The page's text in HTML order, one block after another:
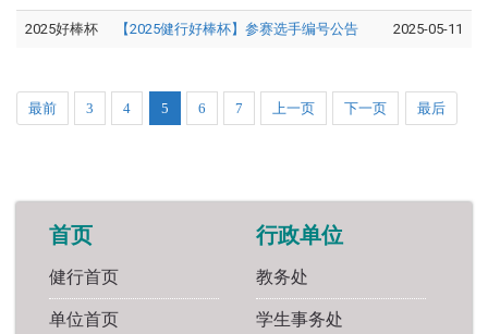
2025好棒杯 【2025健行好棒杯】参赛选手编号公告 2025-05-11
最前 3 4 5 6 7 上一页 下一页 最后
首页
健行首页
单位首页
行政单位
教务处
学生事务处